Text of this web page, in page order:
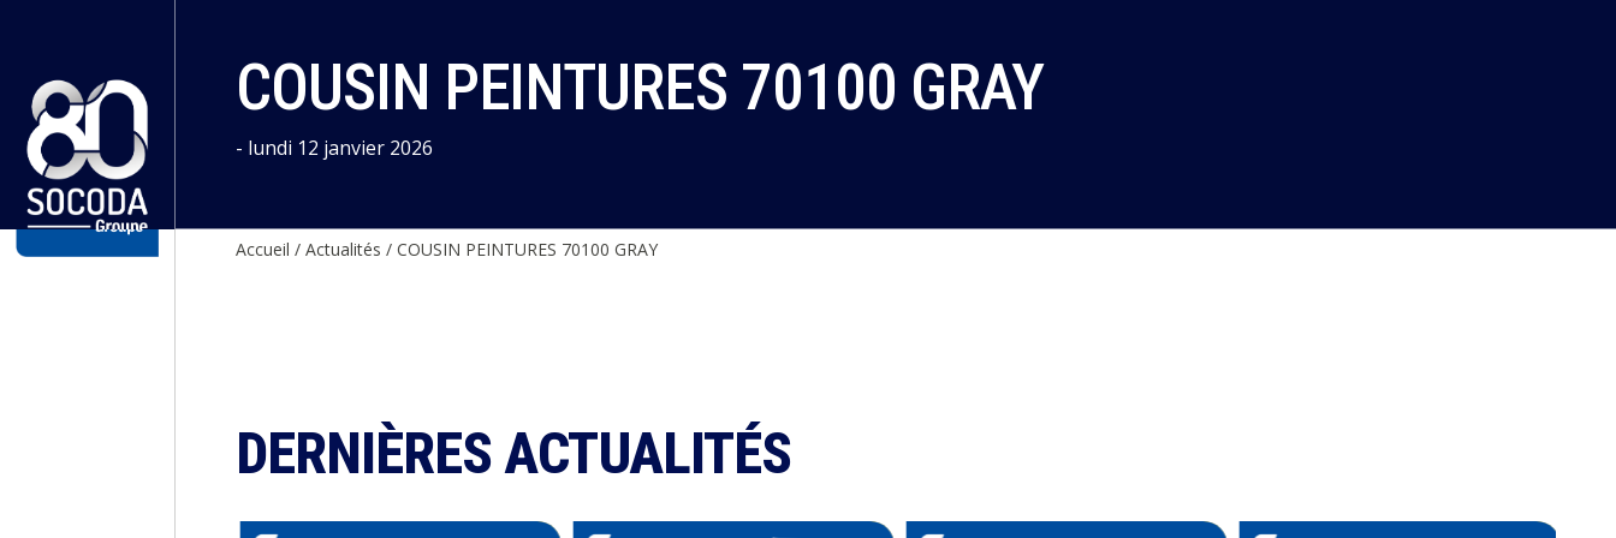
COUSIN PEINTURES 70100 GRAY
- lundi 12 janvier 2026
Accueil / Actualités / COUSIN PEINTURES 70100 GRAY
DERNIÈRES ACTUALITÉS